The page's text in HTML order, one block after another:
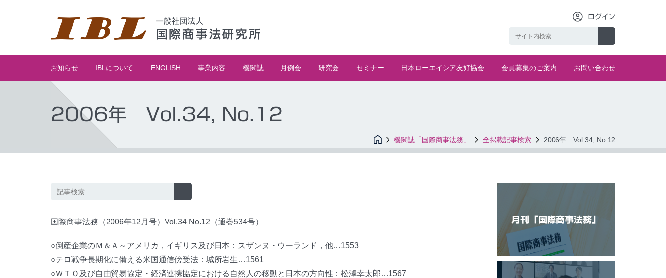
ログイン
お知らせ IBLについて ENGLISH 事業内容 機関誌 月例会 研究会 セミナー 日本ローエイシア友好協会 会員募集のご案内 お問い合わせ
2006年 Vol.34, No.12
機関誌「国際商事法務」 全掲載記事検索 2006年 Vol.34, No.12
国際商事法務（2006年12月号）Vol.34 No.12（通巻534号）
○倒産企業のＭ＆Ａ～アメリカ，イギリス及び日本：スザンヌ・ウーランド，他…1553
○テロ戦争長期化に備える米国通信傍受法：城所岩生…1561
○ＷＴＯ及び自由貿易協定・経済連携協定における自然人の移動と日本の方向性：松澤幸太郎…1567
月刊「国際商事法務」